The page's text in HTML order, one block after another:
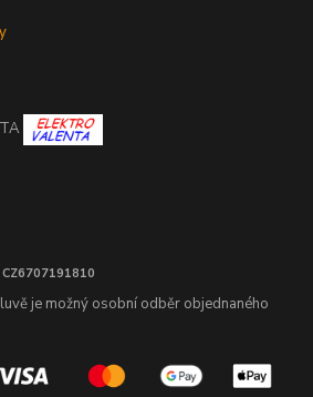
je možný osobní odběr objednaného